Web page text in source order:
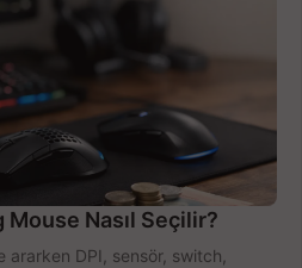
Nasıl Seçilir?
DPI, sensör, switch,